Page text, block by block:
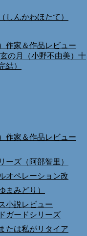
しんかわほたて）
作家＆作品レビュー
の月（小野不由美）十
結）
作家＆作品レビュー
ーズ（阿部智里）
オペレーション改
まみどり）
小説レビュー
ガードシリーズ
たは私がリタイア